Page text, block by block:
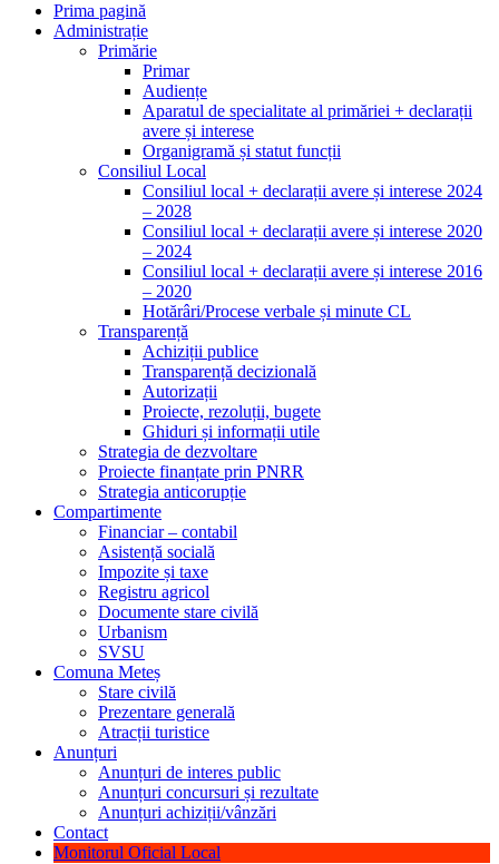
Prima pagină
Administrație
Primărie
Primar
Audiențe
Aparatul de specialitate al primăriei + declarații
avere și interese
Organigramă și statut funcții
Consiliul Local
Consiliul local + declarații avere și interese 2024
– 2028
Consiliul local + declarații avere și interese 2020
– 2024
Consiliul local + declarații avere și interese 2016
– 2020
Hotărâri/Procese verbale și minute CL
Transparență
Achiziții publice
Transparență decizională
Autorizații
Proiecte, rezoluții, bugete
Ghiduri și informații utile
Strategia de dezvoltare
Proiecte finanțate prin PNRR
Strategia anticorupție
Compartimente
Financiar – contabil
Asistență socială
Impozite și taxe
Registru agricol
Documente stare civilă
Urbanism
SVSU
Comuna Meteș
Stare civilă
Prezentare generală
Atracții turistice
Anunțuri
Anunțuri de interes public
Anunțuri concursuri și rezultate
Anunțuri achiziții/vânzări
Contact
Monitorul Oficial Local